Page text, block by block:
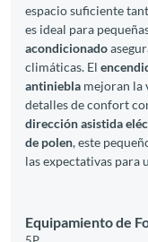
espacio suficiente
es ideal para
acondicionado
climáticas. El
antiniebla mejoran la
detalles de confort
dirección asistida
de polen, este
las expectativas para
Equipamiento de